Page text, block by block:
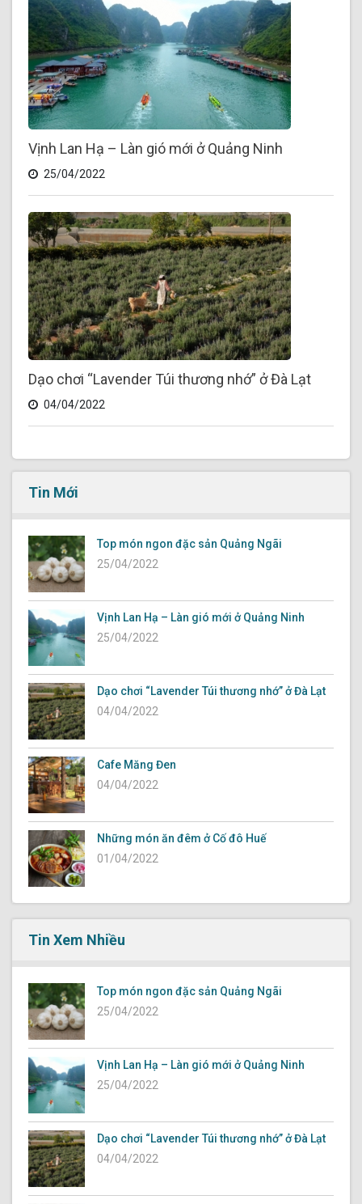
Vịnh Lan Hạ – Làn gió mới ở Quảng Ninh
25/04/2022
Dạo chơi “Lavender Túi thương nhớ” ở Đà Lạt
04/04/2022
Tin Mới
Top món ngon đặc sản Quảng Ngãi
25/04/2022
Vịnh Lan Hạ – Làn gió mới ở Quảng Ninh
25/04/2022
Dạo chơi “Lavender Túi thương nhớ” ở Đà Lạt
04/04/2022
Cafe Măng Đen
04/04/2022
Những món ăn đêm ở Cố đô Huế
01/04/2022
Tin Xem Nhiều
Top món ngon đặc sản Quảng Ngãi
25/04/2022
Vịnh Lan Hạ – Làn gió mới ở Quảng Ninh
25/04/2022
Dạo chơi “Lavender Túi thương nhớ” ở Đà Lạt
04/04/2022